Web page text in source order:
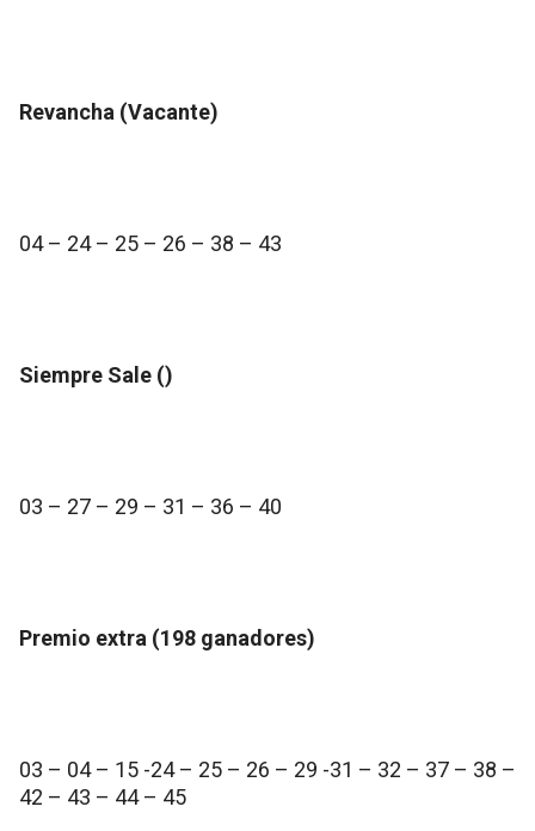
Revancha (Vacante)
04 – 24 – 25 – 26 – 38 – 43
Siempre Sale ()
03 – 27 – 29 – 31 – 36 – 40
Premio extra (198 ganadores)
03 – 04 – 15 -24 – 25 – 26 – 29 -31 – 32 – 37 – 38 –
42 – 43 – 44 – 45